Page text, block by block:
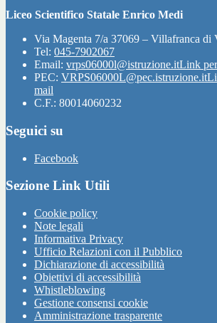
Liceo Scientifico Statale Enrico Medi
Via Magenta 7/a 37069 – Villafranca di
Tel: 045-7902067
Email: vrps06000l@istruzione.itLink
PEC: VRPS06000L@pec.istruzione.it
mail
C.F.: 80014060232
Seguici su
Facebook
Sezione Link Utili
Cookie policy
Note legali
Informativa Privacy
Ufficio Relazioni con il Pubblico
Dichiarazione di accessibilità
Obiettivi di accessibilità
Whistleblowing
Gestione consensi cookie
Amministrazione trasparente